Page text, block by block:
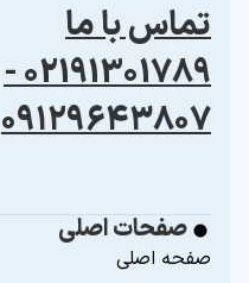
تماس با ما
02191301789 -
۰۹۱۲۹۶۴۳۸۰۷
صفحات اصلی
صفحه اصلی